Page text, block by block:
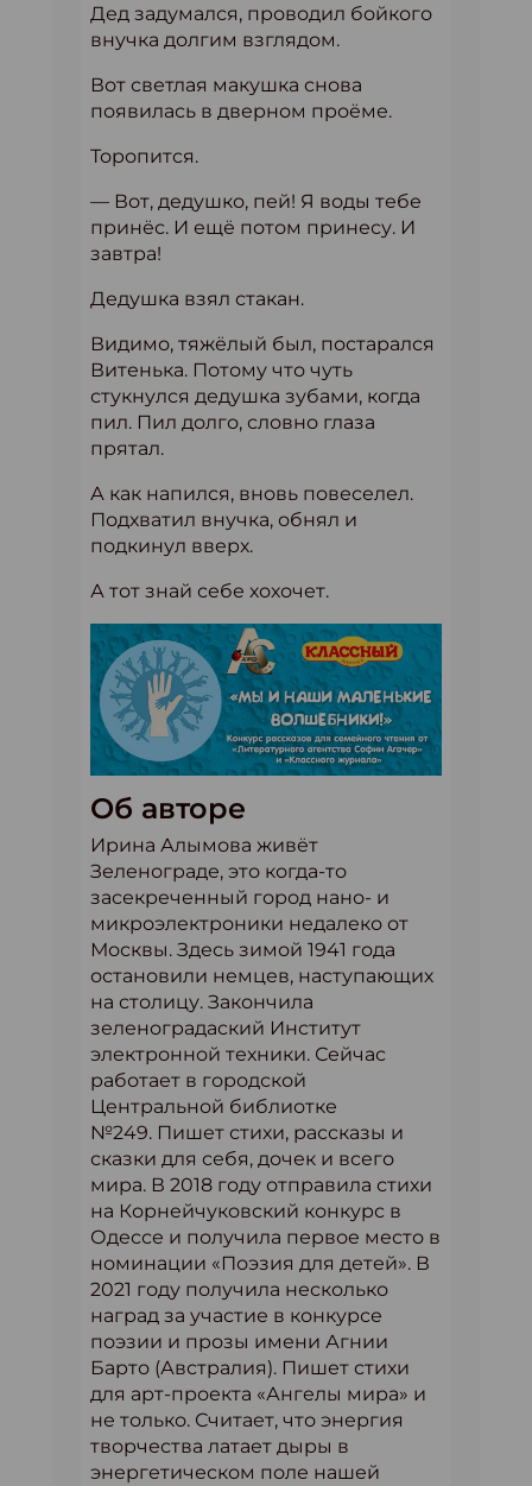
Дед задумался, проводил бойкого
внучка долгим взглядом.
Вот светлая макушка снова
появилась в дверном проёме.
Торопится.
— Вот, дедушко, пей! Я воды тебе
принёс. И ещё потом принесу. И
завтра!
Дедушка взял стакан.
Видимо, тяжёлый был, постарался
Витенька. Потому что чуть
стукнулся дедушка зубами, когда
пил. Пил долго, словно глаза
прятал.
А как напился, вновь повеселел.
Подхватил внучка, обнял и
подкинул вверх.
А тот знай себе хохочет.
Об авторе
Ирина Алымова живёт
Зеленограде, это когда-то
засекреченный город нано- и
микроэлектроники недалеко от
Москвы. Здесь зимой 1941 года
остановили немцев, наступающих
на столицу. Закончила
зеленоградаский Институт
электронной техники. Сейчас
работает в городской
Центральной библиотке
№249. Пишет стихи, рассказы и
сказки для себя, дочек и всего
мира. В 2018 году отправила стихи
на Корнейчуковский конкурс в
Одессе и получила первое место в
номинации «Поэзия для детей». В
2021 году получила несколько
наград за участие в конкурсе
поэзии и прозы имени Агнии
Барто (Австралия). Пишет стихи
для арт-проекта «Ангелы мира» и
не только. Считает, что энергия
творчества латает дыры в
энергетическом поле нашей